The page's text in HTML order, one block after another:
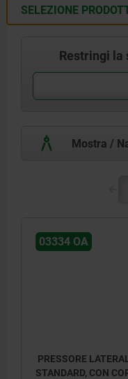
SELEZIONE
Restringi la
Mostra /
03334 OA
PRESSORE
STANDARD, CON